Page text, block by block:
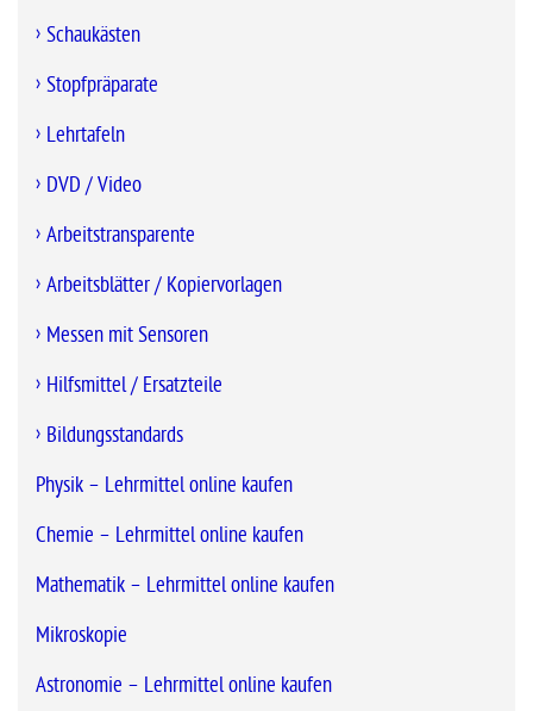
Schaukästen
Stopfpräparate
Lehrtafeln
DVD / Video
Arbeitstransparente
Arbeitsblätter / Kopiervorlagen
Messen mit Sensoren
Hilfsmittel / Ersatzteile
Bildungsstandards
Physik – Lehrmittel online kaufen
Chemie – Lehrmittel online kaufen
Mathematik – Lehrmittel online kaufen
Mikroskopie
Astronomie – Lehrmittel online kaufen